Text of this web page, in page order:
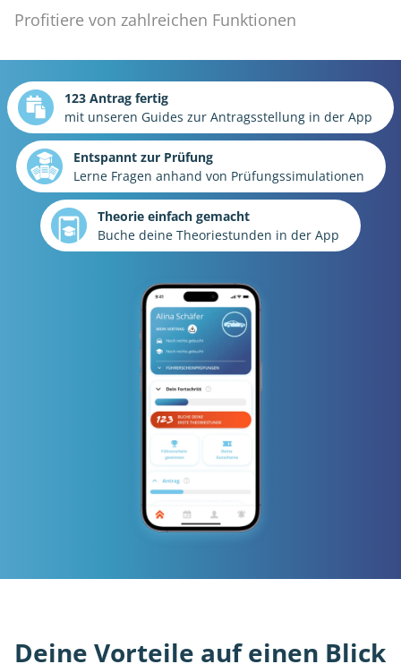
Profitiere von zahlreichen Funktionen
123 Antrag fertig
mit unseren Guides zur Antragsstellung in der App
Entspannt zur Prüfung
Lerne Fragen anhand von Prüfungssimulationen
Theorie einfach gemacht
Buche deine Theoriestunden in der App
Deine Vorteile auf einen Blick